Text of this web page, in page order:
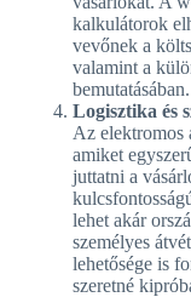
kalkulátorok
vevőnek a
valamint a
bemutatásában.
Logisztika és
Az elektromos
amiket
juttatni a
lehet akár
személyes
lehetősége is
szeretné